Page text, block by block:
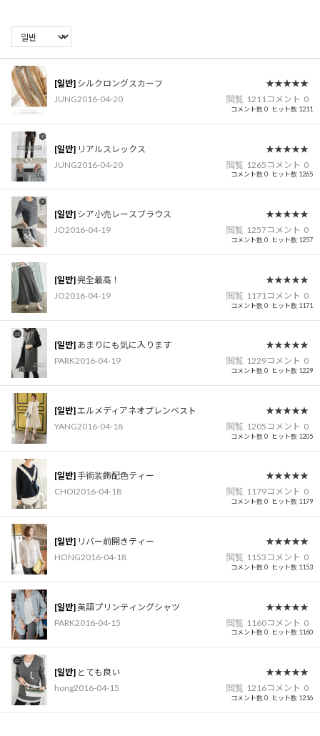
コメント数 0 ヒット数 1211
[일반] シルクロングスカーフ
★★★★★
JUNG2016-04-20 閲覧 1211コメント 0
コメント数 0 ヒット数 1265
[일반] リアルスレックス
★★★★★
JUNG2016-04-20 閲覧 1265 コメント 0
コメント数 0 ヒット数 1257
[일반] シア小売レースブラウス
★★★★★
JO2016-04-19 閲覧 1257コメント 0
コメント数 0 ヒット数 1171
[일반]完全最高！
★★★★★
JO2016-04-19 閲覧 1171 コメント 0
コメント数 0 ヒット数 1229
[일반] あまりにも気に入ります
★★★★★
PARK2016-04-19 閲覧 1229コメント 0
コメント数 0 ヒット数 1205
[일반]エルメディアネオプレンベスト
★★★★★
YANG2016-04-18 閲覧 1205 コメント 0
コメント数 0 ヒット数 1179
[일반] 手術装飾配色ティー
★★★★★
CHOI2016-04-18 閲覧 1179コメント 0
コメント数 0 ヒット数 1153
[일반] リバー前開きティー
★★★★★
HONG2016-04-18 閲覧 1153 コメント 0
コメント数 0 ヒット数 1160
[일반]英語プリンティングシャツ
★★★★★
PARK2016-04-15 閲覧 1160コメント 0
コメント数 0 ヒット数 1216
[일반] とても良い
★★★★★
hong2016-04-15 閲覧 1216コメント 0